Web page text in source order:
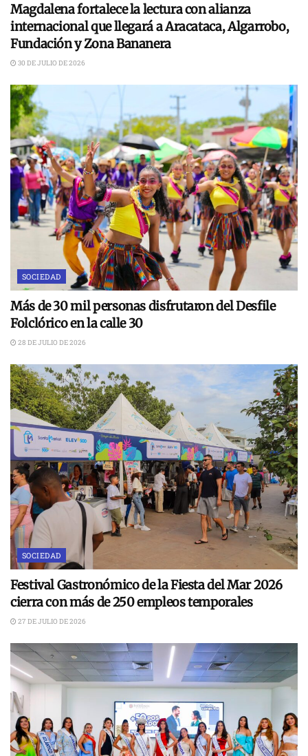
Magdalena fortalece la lectura con alianza
internacional que llegará a Aracataca, Algarrobo,
Fundación y Zona Bananera
30 DE JULIO DE 2026
SOCIEDAD
Más de 30 mil personas disfrutaron del Desfile
Folclórico en la calle 30
28 DE JULIO DE 2026
SOCIEDAD
Festival Gastronómico de la Fiesta del Mar 2026
cierra con más de 250 empleos temporales
27 DE JULIO DE 2026